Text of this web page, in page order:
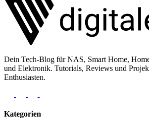
Dein Tech-Blog für NAS, Smart Home,
und Elektronik. Tutorials, Reviews und
Enthusiasten.
Kategorien